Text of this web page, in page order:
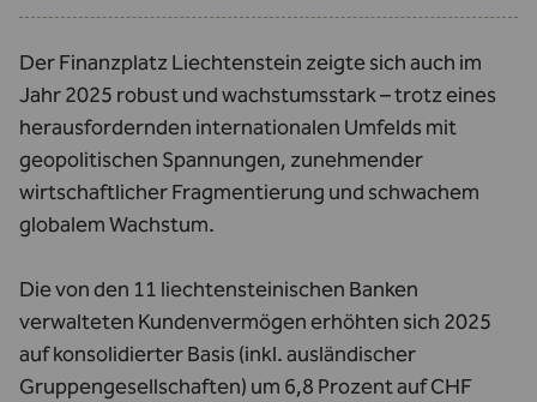
Der Finanzplatz Liechtenstein zeigte sich auch im
Jahr 2025 robust und wachstumsstark – trotz eines
herausfordernden internationalen Umfelds mit
geopolitischen Spannungen, zunehmender
wirtschaftlicher Fragmentierung und schwachem
globalem Wachstum.
Die von den 11 liechtensteinischen Banken
verwalteten Kundenvermögen erhöhten sich 2025
auf konsolidierter Basis (inkl. ausländischer
Gruppengesellschaften) um 6,8 Prozent auf CHF